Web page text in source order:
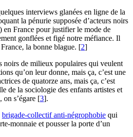
interviews glanées en ligne de la
la pénurie supposée d’acteurs noirs
en France pour justifier le mode de
gonflées et figé notre méfiance. Il
la bonne blague. [2]
noirs de milieux populaires qui veulent
qu’on leur donne, mais ça, c’est une
de quatorze ans, mais ça, c’est
de la sociologie des enfants artistes et
s’égare [3].
brigade-collectif anti-négrophobie qui
monnaie et pousser la porte d’un